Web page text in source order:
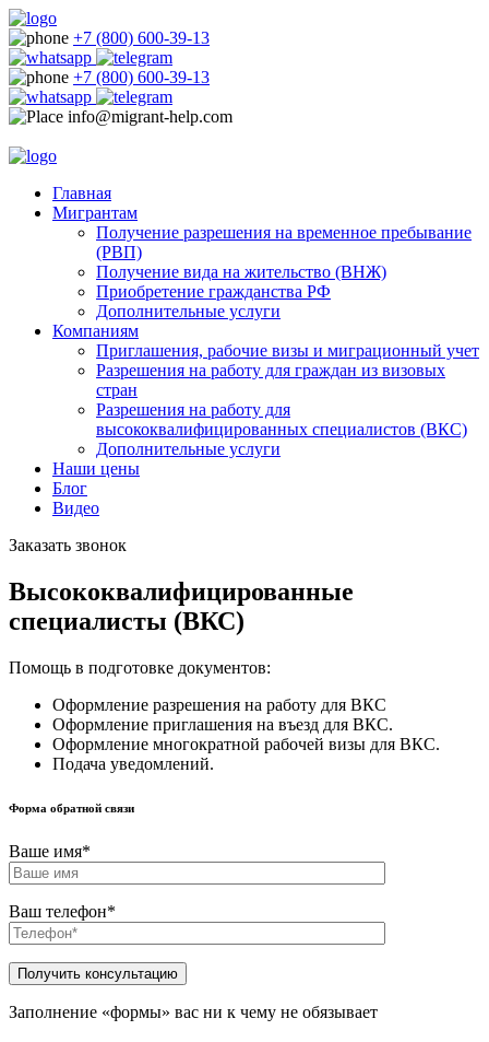
+7 (800) 600-39-13
+7 (800) 600-39-13
info@migrant-help.com
Главная
Мигрантам
Получение разрешения на временное пребывание
(РВП)
Получение вида на жительство (ВНЖ)
Приобретение гражданства РФ
Дополнительные услуги
Компаниям
Приглашения, рабочие визы и миграционный учет
Разрешения на работу для граждан из визовых
стран
Разрешения на работу для
высококвалифицированных специалистов (ВКС)
Дополнительные услуги
Наши цены
Блог
Видео
Заказать звонок
Высококвалифицированные
специалисты (ВКС)
Помощь в подготовке документов:
Оформление разрешения на работу для ВКС
Оформление приглашения на въезд для ВКС.
Оформление многократной рабочей визы для ВКС.
Подача уведомлений.
Форма обратной связи
Ваше имя*
Ваш телефон*
Заполнение «формы» вас ни к чему не обязывает